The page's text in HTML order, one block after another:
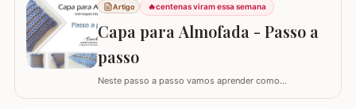
Artigo 🔥centenas viram essa semana
Capa para Almofada - Passo a
passo
Neste passo a passo vamos aprender como